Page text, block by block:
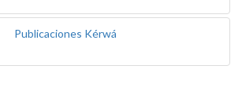
Publicaciones Kérwá